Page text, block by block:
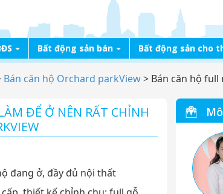
Bất động sản bán Bất động sản cho
Bán căn hộ Orchard parkView> Bán căn hộ full
ĐỂ Ở NÊN RẤT CHỈNH
đang ở, đầy đủ nội thất